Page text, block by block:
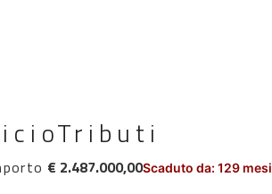
€ 2.487.000,00Scaduto da: 129 mesi